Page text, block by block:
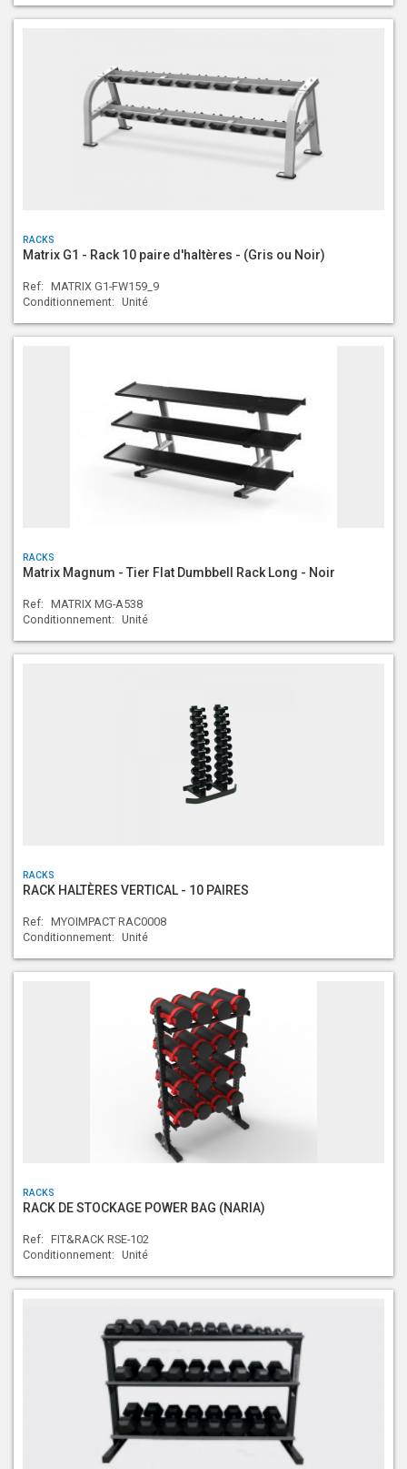
RACKS
Matrix G1 - Rack 10 paire d'haltères - (Gris ou Noir)
Ref: MATRIX G1-FW159_9
Conditionnement: Unité
RACKS
Matrix Magnum - Tier Flat Dumbbell Rack Long - Noir
Ref: MATRIX MG-A538
Conditionnement: Unité
RACKS
RACK HALTÈRES VERTICAL - 10 PAIRES
Ref: MYOIMPACT RAC0008
Conditionnement: Unité
RACKS
RACK DE STOCKAGE POWER BAG (NARIA)
Ref: FIT&RACK RSE-102
Conditionnement: Unité